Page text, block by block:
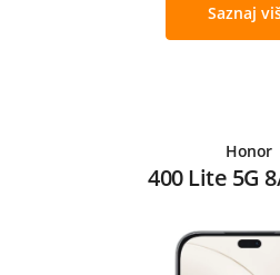
Saznaj
Honor
400 Lite 5G